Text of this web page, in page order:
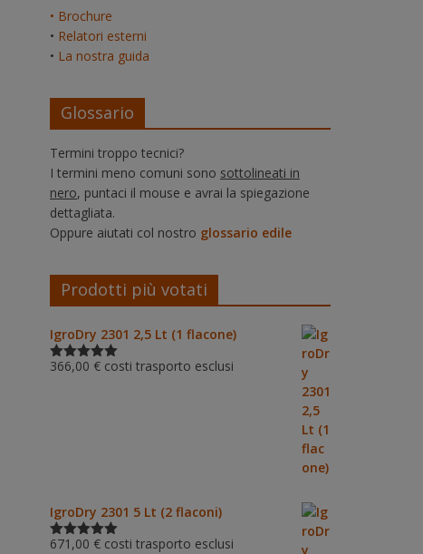
• Brochure
• Relatori esterni
• La nostra guida
Glossario
Termini troppo tecnici?
I termini meno comuni sono sottolineati in
nero, puntaci il mouse e avrai la spiegazione
dettagliata.
Oppure aiutati col nostro glossario edile
Prodotti più votati
IgroDry 2301 2,5 Lt (1 flacone)
Valutato
366,00 € costi trasporto esclusi
IgroDry 2301 5 Lt (2 flaconi)
Valutato
671,00 € costi trasporto esclusi